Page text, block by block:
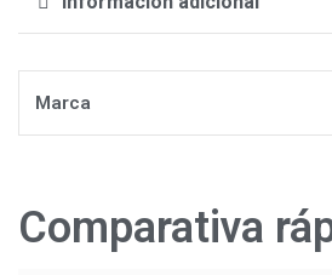
Marca
Comparativa